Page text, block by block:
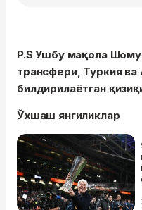
P.S Ушбу мақола
трансфери, Туркия
билдирилаётган
Ўхшаш янгиликлар